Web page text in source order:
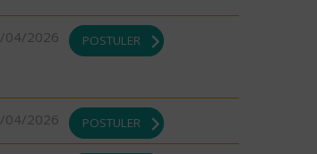
04/2026 POSTULER
04/2026 POSTULER